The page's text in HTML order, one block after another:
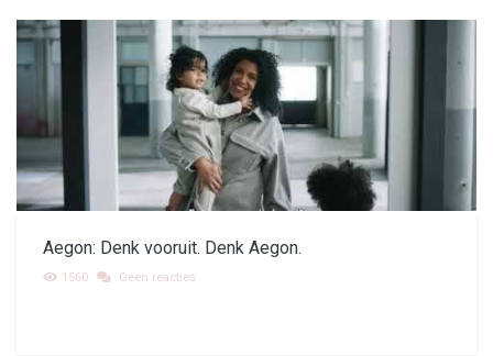
Aegon: Denk vooruit. Denk Aegon.
1560 Geen reacties